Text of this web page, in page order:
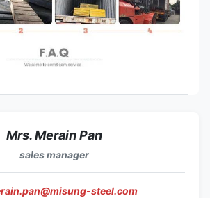
Mrs. Merain Pan
sales manager
steel.com